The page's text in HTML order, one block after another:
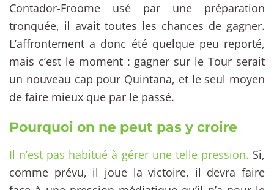
Contador-Froome usé par une préparation
tronquée, il avait toutes les chances de gagner.
L’affrontement a donc été quelque peu reporté,
mais c’est le moment : gagner sur le Tour serait
un nouveau cap pour Quintana, et le seul moyen
de faire mieux que par le passé.
Pourquoi on ne peut pas y croire
Il n’est pas habitué à gérer une telle pression. Si,
comme prévu, il joue la victoire, il devra faire